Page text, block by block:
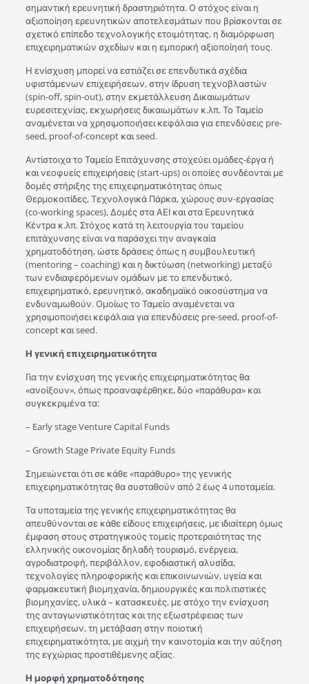
σημαντική ερευνητική δραστηριότητα. Ο στόχος είναι η
αξιοποίηση ερευνητικών αποτελεσμάτων που βρίσκονται σε
σχετικό επίπεδο τεχνολογικής ετοιμότητας, η διαμόρφωση
επιχειρηματικών σχεδίων και η εμπορική αξιοποίησή τους.
Η ενίσχυση μπορεί να εστιάζει σε επενδυτικά σχέδια
υφιστάμενων επιχειρήσεων, στην ίδρυση τεχνοβλαστών
(spin-off, spin-out), στην εκμετάλλευση Δικαιωμάτων
ευρεσιτεχνίας, εκχωρήσεις δικαιωμάτων κ.λπ. Το Ταμείο
αναμένεται να χρησιμοποιήσει κεφάλαια για επενδύσεις pre-
seed, proof-of-concept και seed.
Αντίστοιχα το Ταμείο Επιτάχυνσης στοχεύει ομάδες-έργα ή
και νεοφυείς επιχειρήσεις (start-ups) οι οποίες συνδέονται με
δομές στήριξης της επιχειρηματικότητας όπως
Θερμοκοιτίδες, Τεχνολογικά Πάρκα, χώρους συν-εργασίας
(co-working spaces), Δομές στα ΑΕΙ και στα Ερευνητικά
Κέντρα κ.λπ. Στόχος κατά τη λειτουργία του ταμείου
επιτάχυνσης είναι να παράσχει την αναγκαία
χρηματοδότηση, ώστε δράσεις όπως η συμβουλευτική
(mentoring – coaching) και η δικτύωση (networking) μεταξύ
των ενδιαφερόμενων ομάδων με το επενδυτικό,
επιχειρηματικό, ερευνητικό, ακαδημαϊκό οικοσύστημα να
ενδυναμωθούν. Ομοίως το Ταμείο αναμένεται να
χρησιμοποιήσει κεφάλαια για επενδύσεις pre-seed, proof-of-
concept και seed.
Η γενική επιχειρηματικότητα
Για την ενίσχυση της γενικής επιχειρηματικότητας θα
«ανοίξουν», όπως προαναφέρθηκε, δύο «παράθυρα» και
συγκεκριμένα τα:
– Early stage Venture Capital Funds
– Growth Stage Private Equity Funds
Σημειώνεται ότι σε κάθε «παράθυρο» της γενικής
επιχειρηματικότητας θα συσταθούν από 2 έως 4 υποταμεία.
Τα υποταμεία της γενικής επιχειρηματικότητας θα
απευθύνονται σε κάθε είδους επιχειρήσεις, με ιδιαίτερη όμως
έμφαση στους στρατηγικούς τομείς προτεραιότητας της
ελληνικής οικονομίας δηλαδή τουρισμό, ενέργεια,
αγροδιατροφή, περιβάλλον, εφοδιαστική αλυσίδα,
τεχνολογίες πληροφορικής και επικοινωνιών, υγεία και
φαρμακευτική βιομηχανία, δημιουργικές και πολιτιστικές
βιομηχανίες, υλικά – κατασκευές, με στόχο την ενίσχυση
της ανταγωνιστικότητας και της εξωστρέφειας των
επιχειρήσεων, τη μετάβαση στην ποιοτική
επιχειρηματικότητα, με αιχμή την καινοτομία και την αύξηση
της εγχώριας προστιθέμενης αξίας.
Η μορφή χρηματοδότησης